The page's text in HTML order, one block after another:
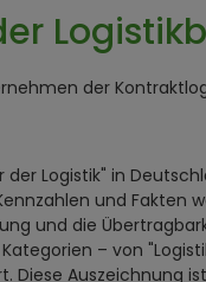
der
Logistik" in
und Fakten
und die
Kategorien – von
Diese Auszeichnung